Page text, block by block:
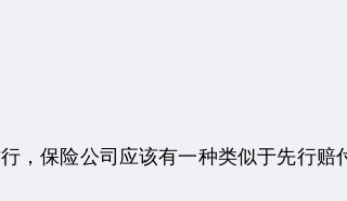
，保险公司应该有一种类似于先行赔